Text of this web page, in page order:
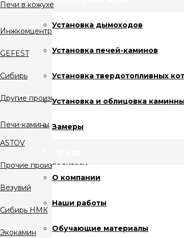
Установка дымоходов
Установка печей-каминов
Установка твердотопливных
Установка и облицовка
Замеры
О компании
Наши работы
Обучающие материалы
Печи в кожухе
Инжкомцентр
GEFEST
Сибирь
Другие производители
Печи-камины
ASTOV
Прочие производители
Везувий
Сибирь НМК
Экокамин